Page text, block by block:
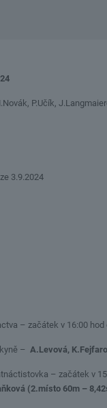
P.Učík,
3.9.2024
– začátek v 16:00
– A.Levová,
– začátek v
(2.místo 60m –